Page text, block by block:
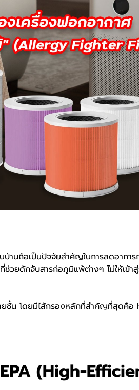
นถือเป็นปัจจัยสำคัญในการลดอาการก
วยดักจับสารก่อภูมิแพ้ต่างๆ ไม่ให้เข้า
ชั้น โดยมีไส้กรองหลักที่สำคัญที่สุดคือ
(High-